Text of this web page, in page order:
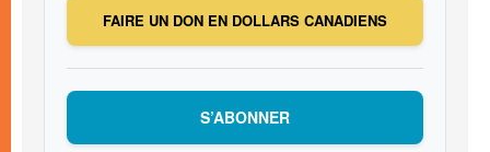
FAIRE UN DON EN DOLLARS CANADIENS
S’ABONNER